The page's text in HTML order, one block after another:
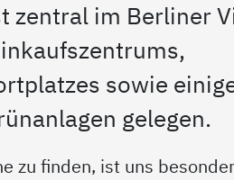
zentral im Berliner
sowie
gelegen.
zu finden, ist uns